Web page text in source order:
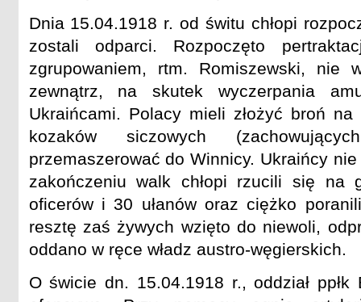
Dnia 15.04.1918 r. od świtu chłopi
zostali odparci. Rozpoczęto
zgrupowaniem, rtm. Romiszewski, nie
zewnątrz, na skutek wyczerpania
Ukraińcami. Polacy mieli złożyć broń
kozaków siczowych
przemaszerować do Winnicy. Ukraińcy
zakończeniu walk chłopi rzucili się na
oficerów i 30 ułanów oraz ciężko
resztę zaś żywych wzięto do niewoli,
oddano w ręce władz austro-węgierskich.
O świcie dn. 15.04.1918 r., oddział ppłk